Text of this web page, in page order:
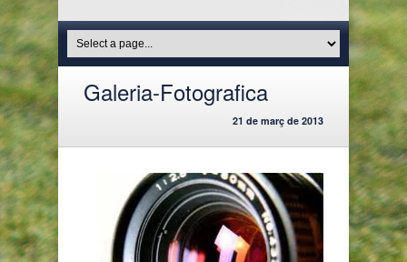
Galeria-Fotografica
21 de març de 2013